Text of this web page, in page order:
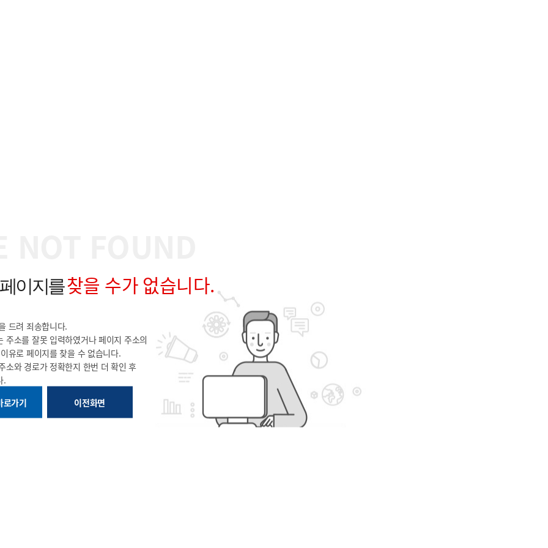
이지를찾을 수가 없습니다.
드려 죄송합니다.
주소를 잘못 입력하였거나 페이지 주소의
이유로 페이지를 찾을 수 없습니다.
소와 경로가 정확한지 한번 더 확인 후
.
로가기
이전화면